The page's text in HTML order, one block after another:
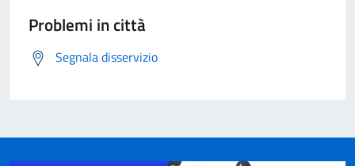
Problemi in città
Segnala disservizio